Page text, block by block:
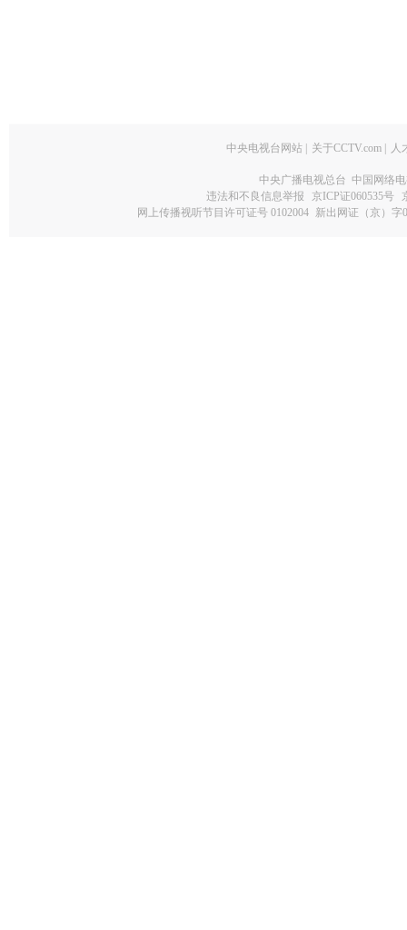
中央电视台网站 关于CCTV.com 人
中央广播电视总台 中国网络
违法和不良信息举报
京ICP证060535号
网上传播视听节目许可证号 0102004 新出网证（京）